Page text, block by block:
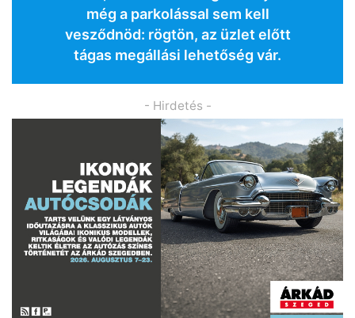
még a parkolással sem kell
vesződnöd: rögtön, az üzlet előtt
tágas megállási lehetőség vár.
- Hirdetés -